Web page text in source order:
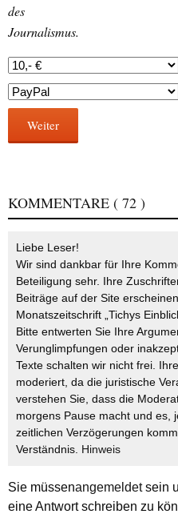
des
Journalismus.
Weiter
KOMMENTARE ( 72 )
Liebe Leser!
Wir sind dankbar für Ihre
Beteiligung sehr. Ihre
Beiträge auf der Site
Monatszeitschrift „Tichys
Bitte entwerten Sie Ihre
Verunglimpfungen oder
Texte schalten wir nicht frei.
moderiert, da die juristische
verstehen Sie, dass die
morgens Pause macht und es,
zeitlichen Verzögerungen
Verständnis. Hinweis
Sie müssenangemeldetsein
eine Antwort schreiben zu